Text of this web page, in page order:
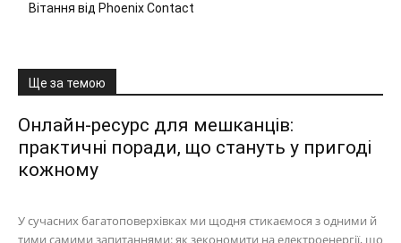
Вітання від Phoenix Contact
Ще за темою
Онлайн-ресурс для мешканців:
практичні поради, що стануть у пригоді
кожному
У сучасних багатоповерхівках ми щодня стикаємося з одними й
тими самими запитаннями: як зекономити на електроенергії, що